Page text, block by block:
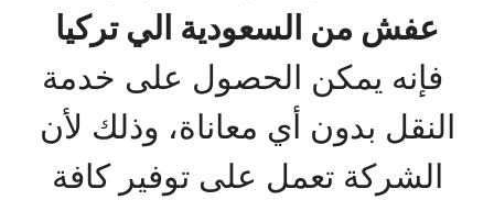
عفش من السعودية الي تركيا
فإنه يمكن الحصول على خدمة
النقل بدون أي معاناة، وذلك لأن
الشركة تعمل على توفير كافة